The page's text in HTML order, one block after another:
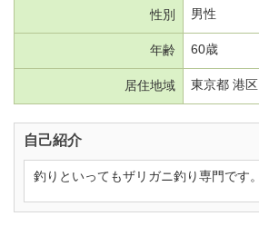
性別 男性
年齢 60歳
居住地域 東京都 港区
自己紹介
釣りといってもザリガニ釣り専門です。